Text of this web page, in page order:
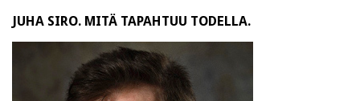
JUHA SIRO. MITÄ TAPAHTUU TODELLA.